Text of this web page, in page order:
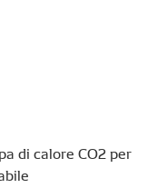
di calore CO2 per